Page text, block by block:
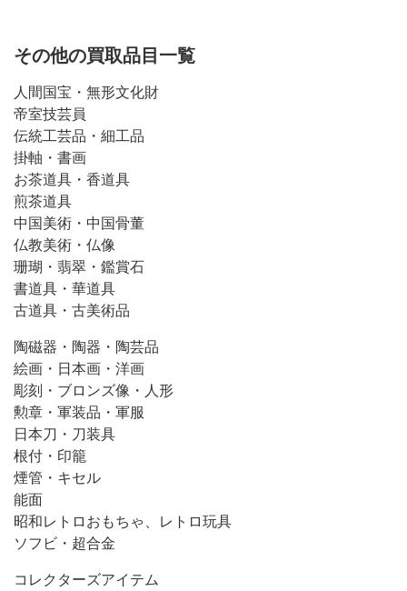
その他の買取品目一覧
人間国宝・無形文化財
帝室技芸員
伝統工芸品・細工品
掛軸・書画
お茶道具・香道具
煎茶道具
中国美術・中国骨董
仏教美術・仏像
珊瑚・翡翠・鑑賞石
書道具・華道具
古道具・古美術品
陶磁器・陶器・陶芸品
絵画・日本画・洋画
彫刻・ブロンズ像・人形
勲章・軍装品・軍服
日本刀・刀装具
根付・印籠
煙管・キセル
能面
昭和レトロおもちゃ、レトロ玩具
ソフビ・超合金
コレクターズアイテム